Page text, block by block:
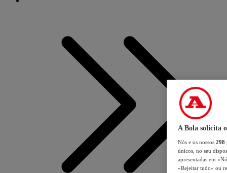
A Bola solicita
Nós e os nossos 298
únicos, no seu
apresentadas em
«Rejeitar tudo» ou